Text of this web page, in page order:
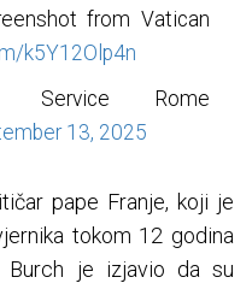
from Vatican
k5Y12Olp4n
Rome
13, 2025
pape Franje, koji je
tokom 12 godina
Burch je izjavio da su